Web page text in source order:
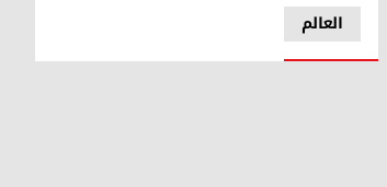
العالم